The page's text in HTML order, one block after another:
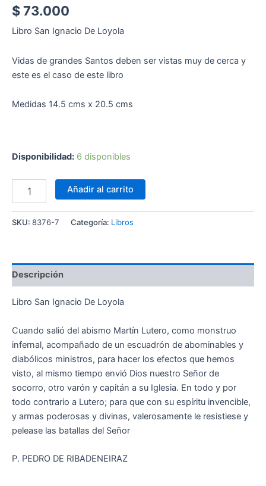
$73.000
Libro San Ignacio De Loyola
Vidas de grandes Santos deben ser vistas muy de cerca y
este es el caso de este libro
Medidas 14.5 cms x 20.5 cms
Disponibilidad: 6 disponibles
Añadir al carrito
SKU: 8376-7 Categoría: Libros
Descripción
Libro San Ignacio De Loyola
Cuando salió del abismo Martín Lutero, como monstruo
infernal, acompañado de un escuadrón de abominables y
diabólicos ministros, para hacer los efectos que hemos
visto, al mismo tiempo envió Dios nuestro Señor de
socorro, otro varón y capitán a su Iglesia. En todo y por
todo contrario a Lutero; para que con su espíritu invencible,
y armas poderosas y divinas, valerosamente le resistiese y
pelease las batallas del Señor
P. PEDRO DE RIBADENEIRAZ